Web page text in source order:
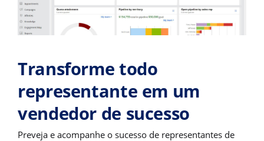
Transforme todo
representante em um
vendedor de sucesso
Preveja e acompanhe o sucesso de representantes de